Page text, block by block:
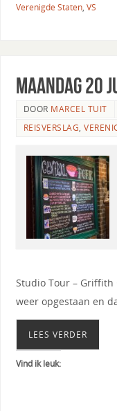
Verenigde Staten, VS
Maandag 20
DOOR MARCEL TUIT
REISVERSLAG,
Studio Tour – Griffith
weer opgestaan en
LEES VERDER
Vind ik leuk: